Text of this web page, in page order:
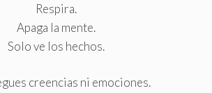
Respira.
Apaga la mente.
Solo ve los hechos.
creencias ni emociones.